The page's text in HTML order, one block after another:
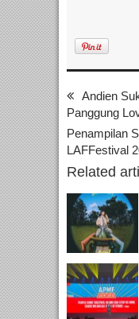
Andien
Panggung
Penampilan
LAFFestival
Related